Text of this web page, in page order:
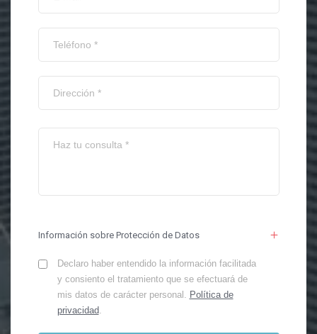
Información sobre Protección de Datos
Declaro haber entendido la información facilitada
y consiento el tratamiento que se efectuará de
mis datos de carácter personal. Política de
privacidad.